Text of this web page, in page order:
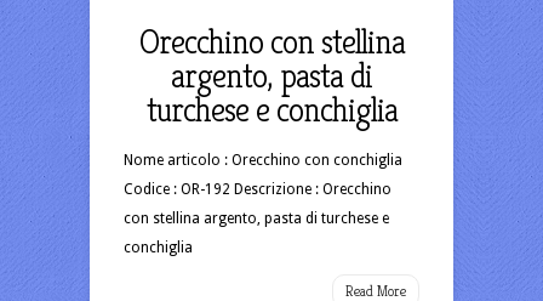
Orecchino con stellina
argento, pasta di
turchese e conchiglia
Nome articolo : Orecchino con conchiglia
Codice : OR-192 Descrizione : Orecchino
con stellina argento, pasta di turchese e
conchiglia
Read More